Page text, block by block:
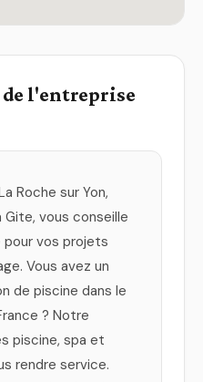
l'entreprise
Roche sur Yon,
Gite, vous conseille
vos projets
Vous avez un
de piscine dans le
? Notre
piscine, spa et
rendre service.